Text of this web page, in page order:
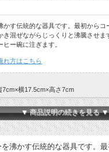
かす伝統的な器具です。最初から
き混ぜながらじっくりと沸騰させま
ー碗に注ぎます。
れ方はこちら
7cm×横17.5cm×高さ7cm
ス
▼ 商品説明の続きを見る ▼
を沸かす伝統的な器具です。